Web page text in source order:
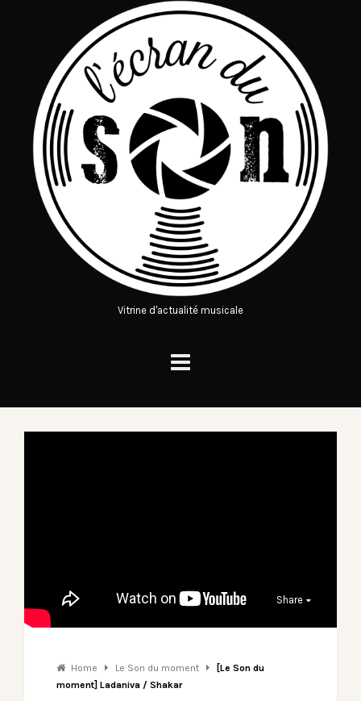
Vitrine d'actualité musicale
Share
Home Le Son du moment
[Le Son du
moment] Ladaniva / Shakar